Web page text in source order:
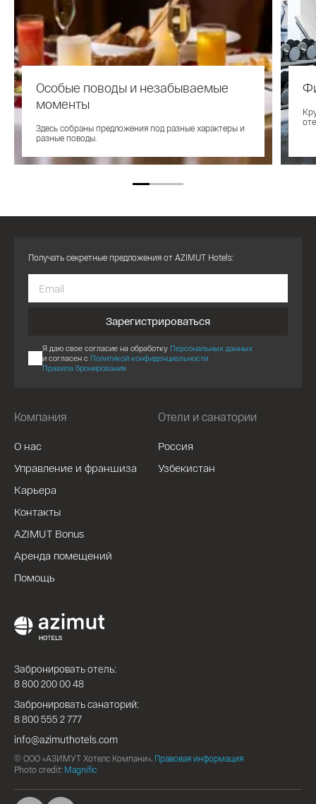
Особые поводы и незабываемые
моменты
Здесь собраны предложения под разные характеры и
разные поводы.
Компания
О нас
Управление и франшиза
Карьера
Контакты
AZIMUT Bonus
Аренда помещений
Помощь
Отели и санатории
Россия
Узбекистан
Получать секретные предложения от AZIMUT Hotels:
Зарегистрироваться
Я даю свое согласие на обработку Персональных данных
и согласен с Политикой конфиденциальности
Правила бронирования
Забронировать отель:
8 800 200 00 48
Забронировать санаторий:
8 800 555 2 777
info@azimuthotels.com
© ООО «АЗИМУТ Хотелс Компани», Правовая информация
Photo credit: Magnific